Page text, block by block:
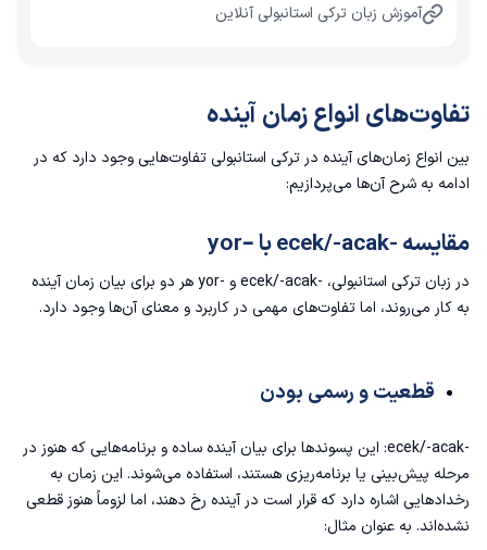
آموزش زبان ترکی استانبولی آنلاین
تفاوت‌های انواع زمان آینده
بین انواع زمان‌های آینده در ترکی استانبولی تفاوت‌هایی وجود دارد که در
ادامه به شرح آن‌ها می‌پردازیم:
مقایسه -ecek/-acak با –yor
در زبان ترکی استانبولی، -ecek/-acak و -yor هر دو برای بیان زمان آینده
به کار می‌روند، اما تفاوت‌های مهمی در کاربرد و معنای آن‌ها وجود دارد.
قطعیت و رسمی بودن
-ecek/-acak: این پسوندها برای بیان آینده ساده و برنامه‌هایی که هنوز در
مرحله پیش‌بینی یا برنامه‌ریزی هستند، استفاده می‌شوند. این زمان به
رخدادهایی اشاره دارد که قرار است در آینده رخ دهند، اما لزوماً هنوز قطعی
نشده‌اند. به عنوان مثال: